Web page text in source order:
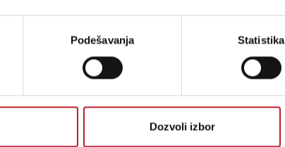
Podešavanja Statistika
Dozvoli izbor
2688 068
Sve o Kupovini
Načini Plaćanja